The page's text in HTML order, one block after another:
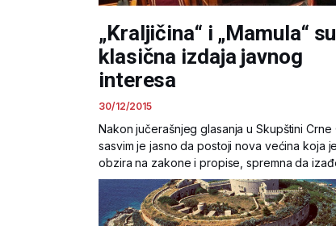
„Kraljičina“ i „Mamula“ su
klasična izdaja javnog
interesa
30/12/2015
Nakon jučerašnjeg glasanja u Skupštini Crne
sasvim je jasno da postoji nova većina koja
obzira na zakone i propise, spremna da